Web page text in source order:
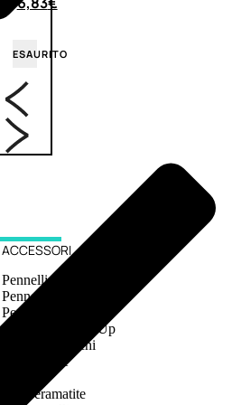
ESAURITO
ACCESSORI
Pennelli Viso
Pennelli Occhi
Pennelli Labbra
Accessori Make Up
Accessori Occhi
Ciglia Finte
Temperamatite